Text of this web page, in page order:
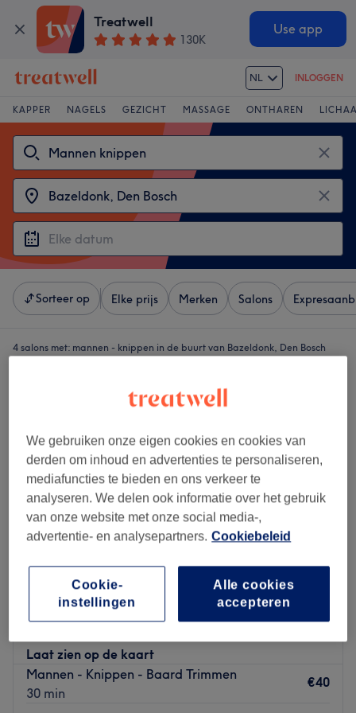
Treatwell
130K
Use app
NL INLOGGEN
KAPPER NAGELS GEZICHT MASSAGE ONTHAREN
Sorteer op Elke prijs Merken Salons
4 salons met: mannen - knippen in de buurt van Bazeldonk, Den Bosch
Infinity Barbers
Laat zien op de kaart
Mannen - Knippen - Baard Trimmen
30 min
€40
We gebruiken onze eigen cookies en cookies van
derden om inhoud en advertenties te personaliseren,
mediafuncties te bieden en ons verkeer te
analyseren. We delen ook informatie over het gebruik
van onze website met onze social media-,
advertentie- en analysepartners. Cookiebeleid
Alle cookies
accepteren
Cookie-
instellingen